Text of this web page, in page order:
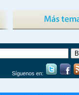
Síguenos en: